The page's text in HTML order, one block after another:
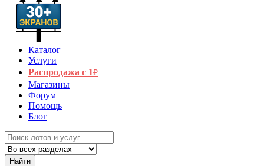
Каталог
Услуги
Распродажа с 1₽
Магазины
Форум
Помощь
Блог
Найти